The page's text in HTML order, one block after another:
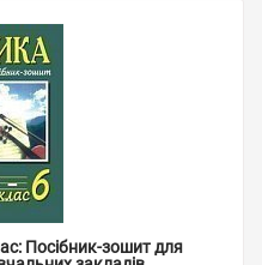
Посібник-зошит для